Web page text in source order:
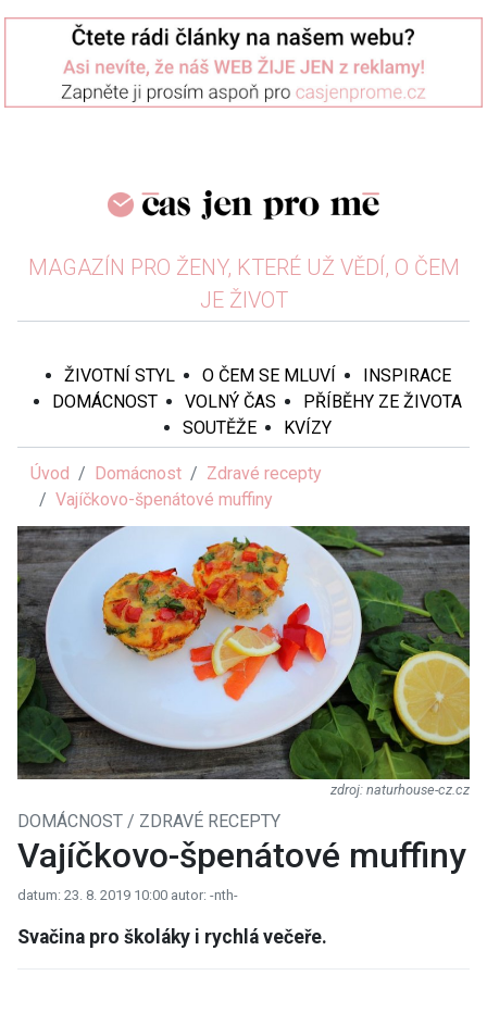
MAGAZÍN PRO ŽENY, KTERÉ UŽ VĚDÍ, O ČEM
JE ŽIVOT
ŽIVOTNÍ STYL O ČEM SE MLUVÍ
INSPIRACE
DOMÁCNOST
VOLNÝ ČAS
PŘÍBĚHY ZE ŽIVOTA
SOUTĚŽE
KVÍZY
Úvod Domácnost
Zdravé recepty
Vajíčkovo-špenátové muffiny
naturhouse-cz.cz
DOMÁCNOST / ZDRAVÉ RECEPTY
Vajíčkovo-špenátové muffiny
datum: 23. 8. 2019 10:00 autor: -nth-
Svačina pro školáky i rychlá večeře.